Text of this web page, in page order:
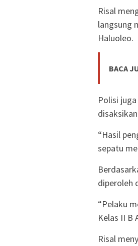
Risal
langsung
Haluoleo.
BACA
Polisi
“Hasil
sepatu
diperoleh
“Pelaku
Kelas II B
Risal